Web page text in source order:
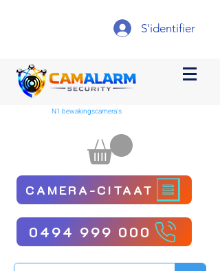
S'identifier
N1 bewakingscamera's
CAMERA-CITAAT
0494 999 000